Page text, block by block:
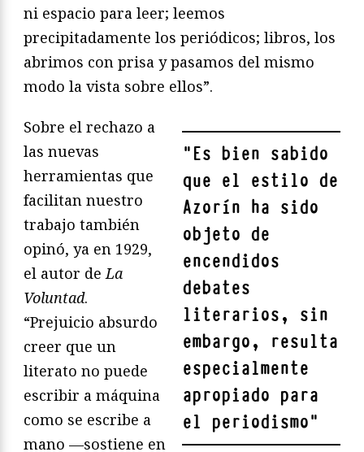
ni espacio para leer; leemos
precipitadamente los periódicos; libros, los
abrimos con prisa y pasamos del mismo
modo la vista sobre ellos”.
"Es bien sabido
que el estilo de
Azorín ha sido
objeto de
encendidos
debates
literarios, sin
embargo, resulta
especialmente
apropiado para
el periodismo"
Sobre el rechazo a
las nuevas
herramientas que
facilitan nuestro
trabajo también
opinó, ya en 1929,
el autor de La
Voluntad.
“Prejuicio absurdo
creer que un
literato no puede
escribir a máquina
como se escribe a
mano —sostiene en